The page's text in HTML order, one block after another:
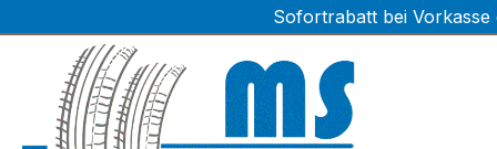
Zur Hauptnavigation springenSofortrabatt bei